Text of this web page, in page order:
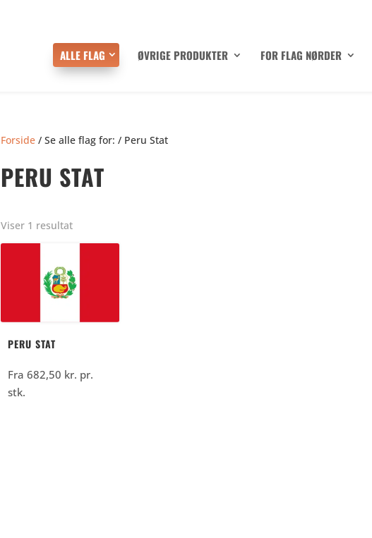
ALLE FLAG ØVRIGE PRODUKTER FOR FLAG NØRDER
Forside / Se alle flag for: / Peru Stat
PERU STAT
Viser 1 resultat
PERU STAT
Fra682,50 kr. pr.
stk.